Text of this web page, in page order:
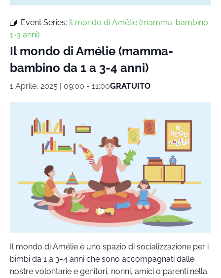
Event Series: Il mondo di Amélie (mamma-bambino
1-3 anni)
Il mondo di Amélie (mamma-
bambino da 1 a 3-4 anni)
1 Aprile, 2025 | 09:00 - 11:00GRATUITO
Il mondo di Amélie è uno spazio di socializzazione per i
bimbi da 1 a 3-4 anni che sono accompagnati dalle
nostre volontarie e genitori, nonni, amici o parenti nella